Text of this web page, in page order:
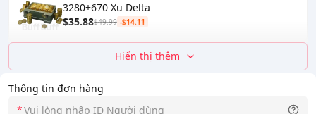
Thông tin đơn hàng
*
3280+670 Xu Delta
$35.88$49.99 -$14.11
Hiển thị thêm